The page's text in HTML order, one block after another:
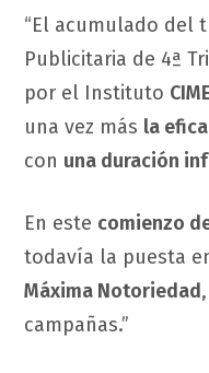
“El acumulado del
Publicitaria de 4ª
por el Instituto
una vez más la
con una duración
En este comienzo
todavía la puesta
Máxima Notoriedad
campañas.”